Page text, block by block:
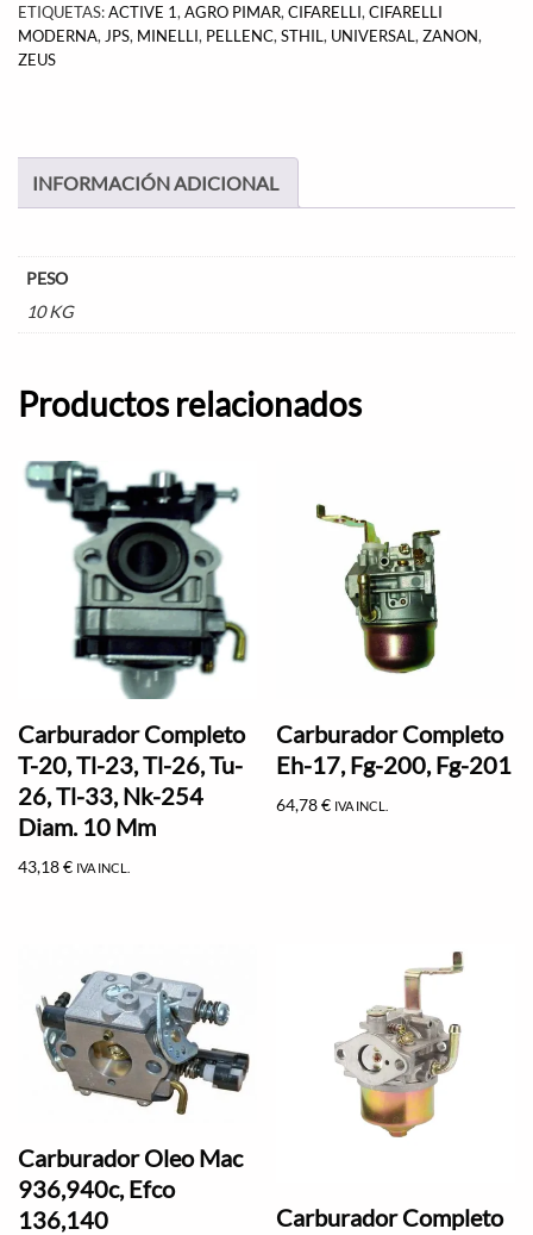
ETIQUETAS:ACTIVE 1, AGRO PIMAR, CIFARELLI, CIFARELLI
MODERNA, JPS, MINELLI, PELLENC, STHIL, UNIVERSAL, ZANON,
ZEUS
INFORMACIÓN ADICIONAL
PESO
10 KG
Productos relacionados
Carburador Completo
T-20, Tl-23, Tl-26, Tu-
26, Tl-33, Nk-254
Diam. 10 Mm
43,18€ IVA INCL.
Carburador Completo
Eh-17, Fg-200, Fg-201
64,78€ IVA INCL.
Carburador Oleo Mac
936,940c, Efco
136,140
Carburador Completo